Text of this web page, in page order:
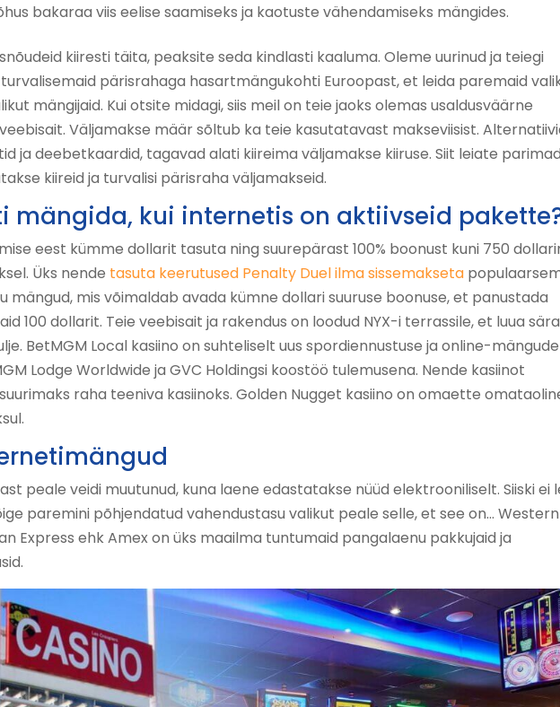
bakaraa viis eelise saamiseks ja kaotuste vähendamiseks mängides.
kiiresti täita, peaksite seda kindlasti kaaluma. Oleme uurinud ja teiegi
pärisrahaga hasartmängukohti Euroopast, et leida paremaid
mängijaid. Kui otsite midagi, siis meil on teie jaoks olemas usaldusväärne
Väljamakse määr sõltub ka teie kasutatavast makseviisist.
ja deebetkaardid, tagavad alati kiireima väljamakse kiiruse. Siit leiate parimad
kiireid ja turvalisi pärisraha väljamakseid.
mängida, kui internetis on aktiivseid
eest kümme dollarit tasuta ning suurepärast 100% boonust kuni 750
Üks nende tasuta keerutused Penalty Duel ilma sissemakseta
mängud, mis võimaldab avada kümne dollari suuruse boonuse, et panustada
100 dollarit. Teie veebisait ja rakendus on loodud NYX-i terrassile, et luua
BetMGM Local kasiino on suhteliselt uus spordiennustuse ja online-mängude
Lodge Worldwide ja GVC Holdingsi koostöö tulemusena. Nende kasiinot
raha teeniva kasiinoks. Golden Nugget kasiino on omaette
peale veidi muutunud, kuna laene edastatakse nüüd elektrooniliselt. Siiski ei
paremini põhjendatud vahendustasu valikut peale selle, et see on… Western
Express ehk Amex on üks maailma tuntumaid pangalaenu pakkujaid ja